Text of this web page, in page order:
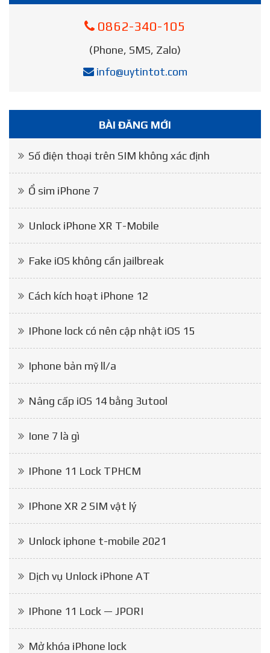
0862-340-105
(Phone, SMS, Zalo)
info@uytintot.com
BÀI ĐĂNG MỚI
Số điện thoại trên SIM không xác định
Ổ sim iPhone 7
Unlock iPhone XR T-Mobile
Fake iOS không cần jailbreak
Cách kích hoạt iPhone 12
IPhone lock có nên cập nhật iOS 15
Iphone bản mỹ ll/a
Nâng cấp iOS 14 bằng 3utool
Ione 7 là gì
IPhone 11 Lock TPHCM
IPhone XR 2 SIM vật lý
Unlock iphone t-mobile 2021
Dịch vụ Unlock iPhone AT
IPhone 11 Lock — JPORI
Mở khóa iPhone lock